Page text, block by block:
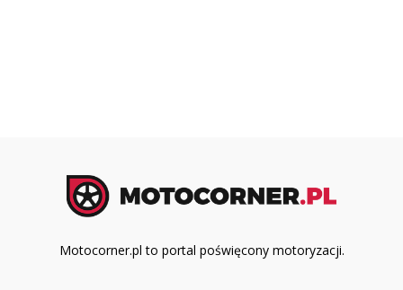
Motocorner.pl to portal poświęcony motoryzacji.